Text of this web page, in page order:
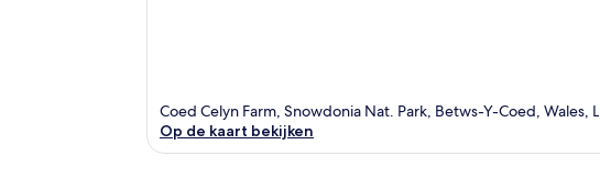
Coed Celyn Farm, Snowdonia Nat. Park, Betws-Y-Coed, Wales,
Op de kaart bekijken